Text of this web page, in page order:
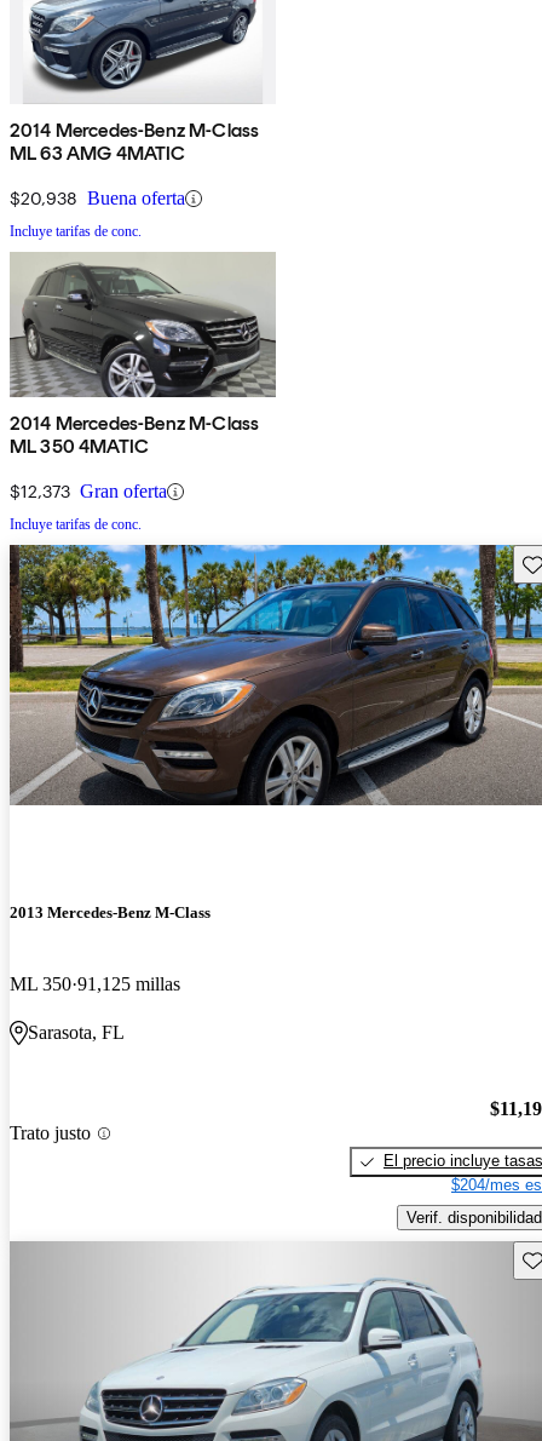
2014 Mercedes-Benz M-Class
ML 63 AMG 4MATIC
$20,938 Buena oferta
Incluye tarifas de conc.
2014 Mercedes-Benz M-Class
ML 350 4MATIC
$12,373 Gran oferta
Incluye tarifas de conc.
2013 Mercedes-Benz M-Class
ML 350 91,125 millas
Sarasota, FL
Trato justo
El precio incluye tasas
$204/mes
Verif. disponibilidad